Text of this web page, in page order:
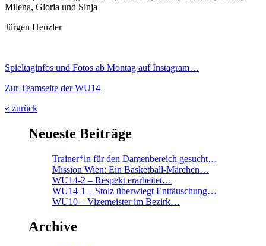
Milena, Gloria und Sinja
Jürgen Henzler
Spieltaginfos und Fotos ab Montag auf Instagram…
Zur Teamseite der WU14
« zurück
Neueste Beiträge
Trainer*in für den Damenbereich gesucht…
Mission Wien: Ein Basketball-Märchen…
WU14-2 – Respekt erarbeitet…
WU14-1 – Stolz überwiegt Enttäuschung…
WU10 – Vizemeister im Bezirk…
Archive